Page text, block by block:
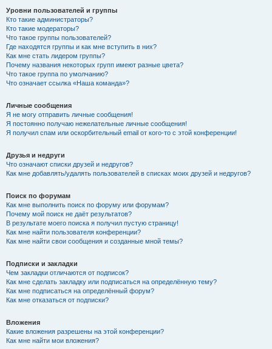
Уровни пользователей и группы
Кто такие администраторы?
Кто такие модераторы?
Что такое группы пользователей?
Где находятся группы и как мне вступить в них?
Как мне стать лидером группы?
Почему названия некоторых групп имеют разные цвета?
Что такое группа по умолчанию?
Что означает ссылка «Наша команда»?
Личные сообщения
Я не могу отправить личные сообщения!
Я постоянно получаю нежелательные личные сообщения!
Я получил спам или оскорбительный email от кого-то с этой конференции!
Друзья и недруги
Что означают списки друзей и недругов?
Как мне добавлять/удалять пользователей в списках моих друзей и недругов?
Поиск по форумам
Как мне выполнить поиск по форуму или форумам?
Почему мой поиск не даёт результатов?
В результате моего поиска я получил пустую страницу!
Как мне найти пользователя конференции?
Как мне найти свои сообщения и созданные мной темы?
Подписки и закладки
Чем закладки отличаются от подписок?
Как мне сделать закладку или подписаться на определённую тему?
Как мне подписаться на определённый форум?
Как мне отказаться от подписки?
Вложения
Какие вложения разрешены на этой конференции?
Как мне найти мои вложения?